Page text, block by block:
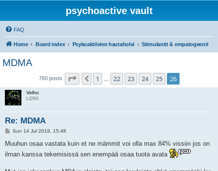
psychoactive vault
FAQ
Home Board index Psykoaktiivien hautaholvi Stimulantit & empatogeenit
MDMA
760 posts Page 26 of 26
Previous
1 22 23 24 25 26
Velho
LD50
Re: MDMA
P
s
Sun 14 Jul 2019, 15:48
Muuhun osaa vastata kuin et ne mämmit voi olla max 84% vissiin jos on
ilman kanssa tekemisissä sen enempää osaa tuota avata